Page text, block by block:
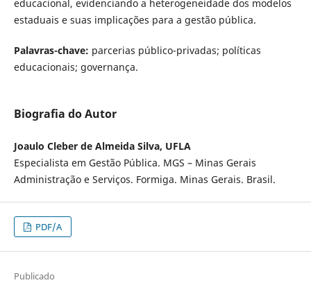
educacional, evidenciando a heterogeneidade dos modelos
estaduais e suas implicações para a gestão pública.
Palavras-chave: parcerias público-privadas; políticas
educacionais; governança.
Biografia do Autor
Joaulo Cleber de Almeida Silva, UFLA
Especialista em Gestão Pública. MGS – Minas Gerais
Administração e Serviços. Formiga. Minas Gerais. Brasil.
PDF/A
Publicado